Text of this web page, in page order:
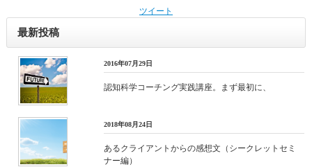
ツイート
最新投稿
2016年07月29日
認知科学コーチング実践講座。まず最初に、
2018年08月24日
あるクライアントからの感想文（シークレットセミ
ナー編）